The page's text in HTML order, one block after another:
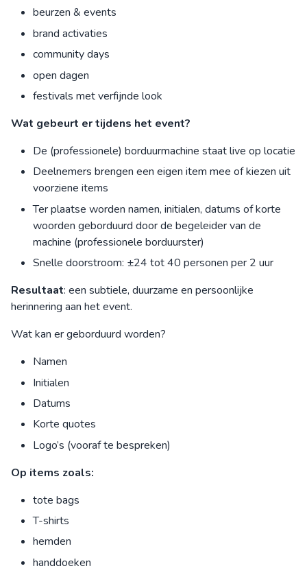
beurzen & events
brand activaties
community days
open dagen
festivals met verfijnde look
Wat gebeurt er tijdens het event?
De (professionele) borduurmachine staat live op locatie
Deelnemers brengen een eigen item mee of kiezen uit
voorziene items
Ter plaatse worden namen, initialen, datums of korte
woorden geborduurd door de begeleider van de
machine (professionele borduurster)
Snelle doorstroom: ±24 tot 40 personen per 2 uur
Resultaat: een subtiele, duurzame en persoonlijke
herinnering aan het event.
Wat kan er geborduurd worden?
Namen
Initialen
Datums
Korte quotes
Logo’s (vooraf te bespreken)
Op items zoals:
tote bags
T-shirts
hemden
handdoeken